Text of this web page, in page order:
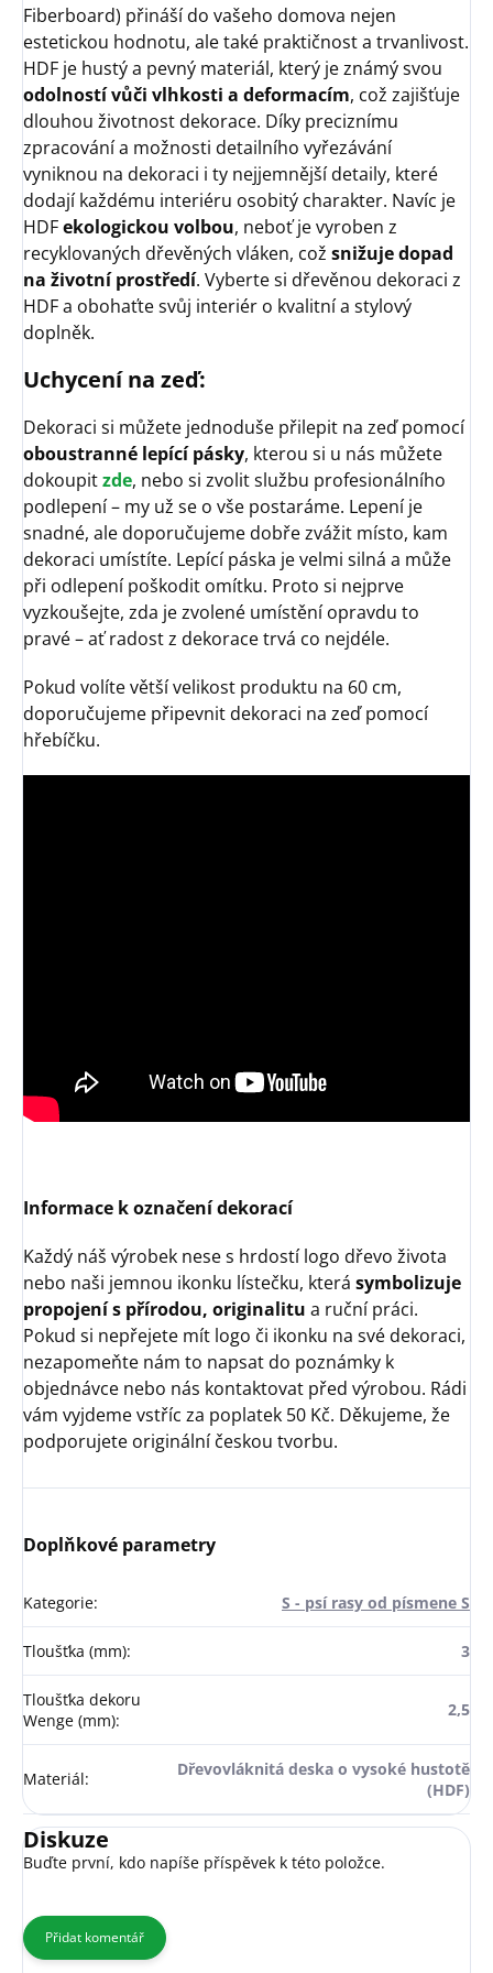
Fiberboard) přináší do vašeho domova nejen
estetickou hodnotu, ale také praktičnost a trvanlivost.
HDF je hustý a pevný materiál, který je známý svou
odolností vůči vlhkosti a deformacím, což zajišťuje
dlouhou životnost dekorace. Díky preciznímu
zpracování a možnosti detailního vyřezávání
vyniknou na dekoraci i ty nejjemnější detaily, které
dodají každému interiéru osobitý charakter. Navíc je
HDFekologickou volbou, neboť je vyroben z
recyklovaných dřevěných vláken, což snižuje dopad
na životní prostředí. Vyberte si dřevěnou dekoraci z
HDF a obohaťte svůj interiér o kvalitní a stylový
doplněk.
Uchycení na zeď:
Dekoraci si můžete jednoduše přilepit na zeď pomocí
oboustranné lepící pásky, kterou si u nás můžete
dokoupitzde, nebo si zvolit službu profesionálního
podlepení – my už se o vše postaráme. Lepení je
snadné, ale doporučujeme dobře zvážit místo, kam
dekoraci umístíte. Lepící páska je velmi silná a může
při odlepení poškodit omítku. Proto si nejprve
vyzkoušejte, zda je zvolené umístění opravdu to
pravé – ať radost z dekorace trvá co nejdéle.
Pokud volíte větší velikost produktu na 60 cm,
doporučujeme připevnit dekoraci na zeď pomocí
hřebíčku.
Informace k označení dekorací
Každý náš výrobek nese s hrdostí logo dřevo života
nebo naši jemnou ikonku lístečku, která symbolizuje
propojení s přírodou, originalitu a ruční práci.
Pokud si nepřejete mít logo či ikonku na své dekoraci,
nezapomeňte nám to napsat do poznámky k
objednávce nebo nás kontaktovat před výrobou. Rádi
vám vyjdeme vstříc za poplatek 50 Kč. Děkujeme, že
podporujete originální českou tvorbu.
Doplňkové parametry
Kategorie: S - psí rasy od písmene S
Tloušťka (mm): 3
Tloušťka dekoru
Wenge (mm):
2,5
Materiál:
Dřevovláknitá deska o vysoké hustotě
(HDF)
Diskuze
Buďte první, kdo napíše příspěvek k této položce.
Přidat komentář